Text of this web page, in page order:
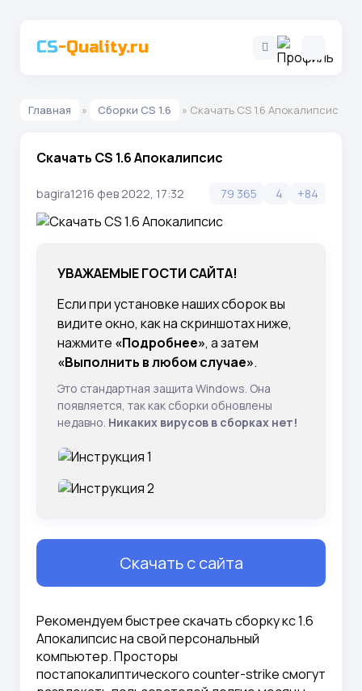
CS-Quality.ru
Главная » Сборки CS 1.6 » Скачать CS 1.6 Апокалипсис
Скачать CS 1.6 Апокалипсис
bagira1216 фев 2022, 17:32 79 365 4 +84
УВАЖАЕМЫЕ ГОСТИ САЙТА!
Если при установке наших сборок вы
видите окно, как на скриншотах ниже,
нажмите «Подробнее», а затем
«Выполнить в любом случае».
Это стандартная защита Windows. Она
появляется, так как сборки обновлены
недавно. Никаких вирусов в сборках нет!
Скачать с сайта
Рекомендуем быстрее скачать сборку кс 1.6
Апокалипсис на свой персональный
компьютер. Просторы
постапокалиптического counter-strike смогут